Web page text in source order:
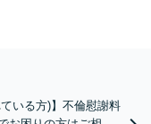
いる方)】不倫慰謝料